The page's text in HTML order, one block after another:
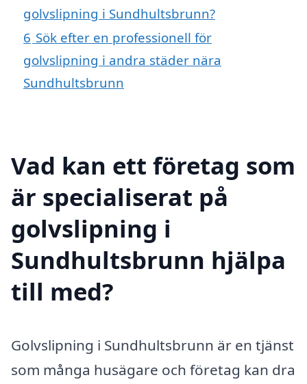
golvslipning i Sundhultsbrunn?
6 Sök efter en professionell för
golvslipning i andra städer nära
Sundhultsbrunn
Vad kan ett företag som
är specialiserat på
golvslipning i
Sundhultsbrunn hjälpa
till med?
Golvslipning i Sundhultsbrunn är en tjänst
som många husägare och företag kan dra